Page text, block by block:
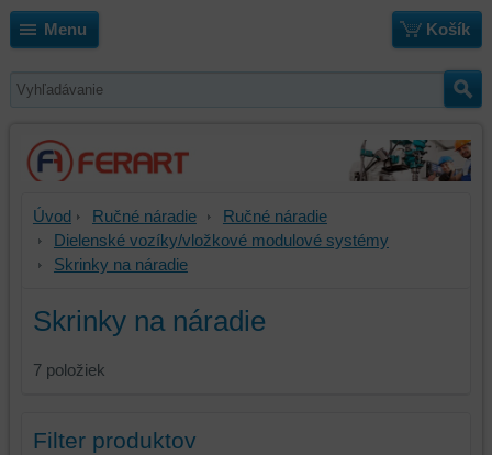
Menu Košík
Úvod Ručné náradie
Ručné náradie
Dielenské vozíky/vložkové modulové systémy
Skrinky na náradie
Skrinky na náradie
7 položiek
Filter produktov